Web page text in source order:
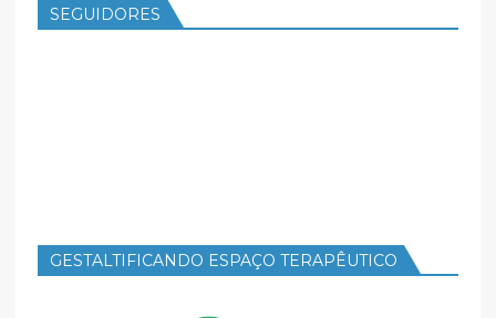
SEGUIDORES
GESTALTIFICANDO ESPAÇO TERAPÊUTICO